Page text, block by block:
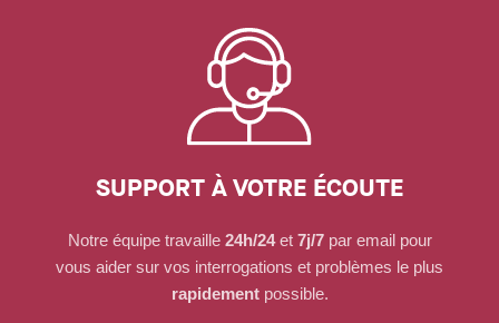
SUPPORT À VOTRE ÉCOUTE
Notre équipe travaille 24h/24et 7j/7par email pour
vous aider sur vos interrogations et problèmes le plus
rapidementpossible.